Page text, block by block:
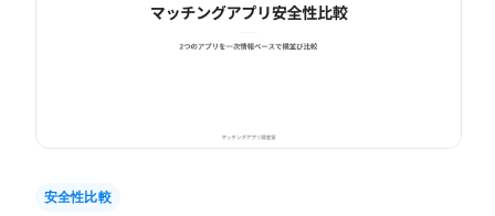
安全性比較